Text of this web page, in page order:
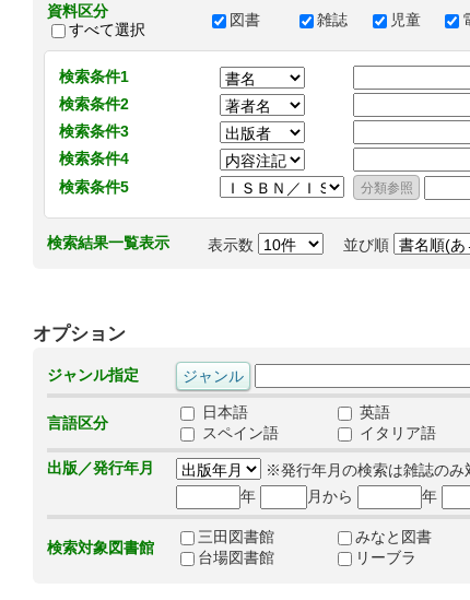
資料区分
すべて選択
図書 雑誌 児童
検索条件1
検索条件2
検索条件3
検索条件4
検索条件5
検索結果一覧表示 表示数 並び順
オプション
ジャンル指定
言語区分
日本語 英語
スペイン語
イタリア語
出版／発行年月
※発行年月の検索は雑誌のみ
年
月から 年
検索対象図書館
三田図書館 みなと図書
台場図書館
リーブラ